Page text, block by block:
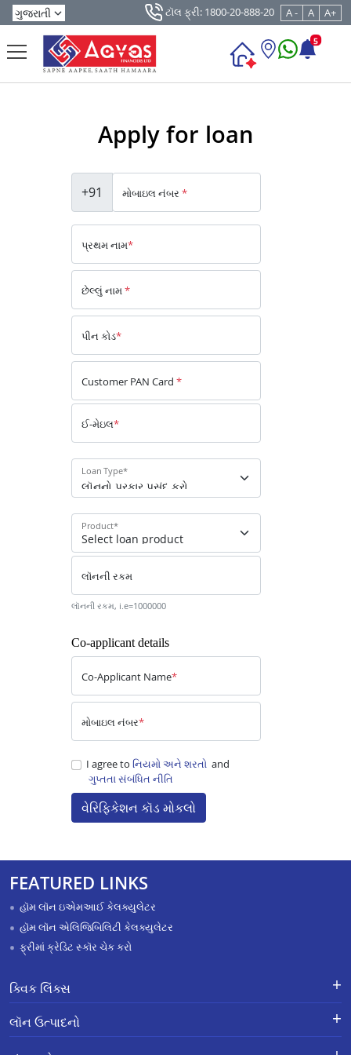
ટૉલ ફ્રી: 1800-20-888-20 A - A A+
5
Apply for loan
+91 મોબાઇલ નંબર *
પ્રથમ નામ*
છેલ્લું નામ*
પીન કોડ*
Customer PAN Card *
ઈ-મેઇલ*
Loan Type*
Product*
લૉનની રકમ
લૉનની રકમ, i.e=1000000
Co-applicant details
Co-Applicant Name*
મોબાઇલ નંબર*
I agree toનિયમો અને શરતો and
ગુપ્તતા સંબંધિત નીતિ
વેરિફિકેશન કૉડ મોકલો
FEATURED LINKS
હૉમ લૉન ઇએમઆઈ કેલક્યુલેટર
હૉમ લૉન એલિજિબિલિટી કેલક્યુલેટર
ફ્રીમાં ક્રેડિટ સ્કૉર ચેક કરો
ક્વિક લિંક્સ
લૉન માટે અરજી કરો
APR Calculator
લૉન ઉત્પાદનો
હૉમ લૉન